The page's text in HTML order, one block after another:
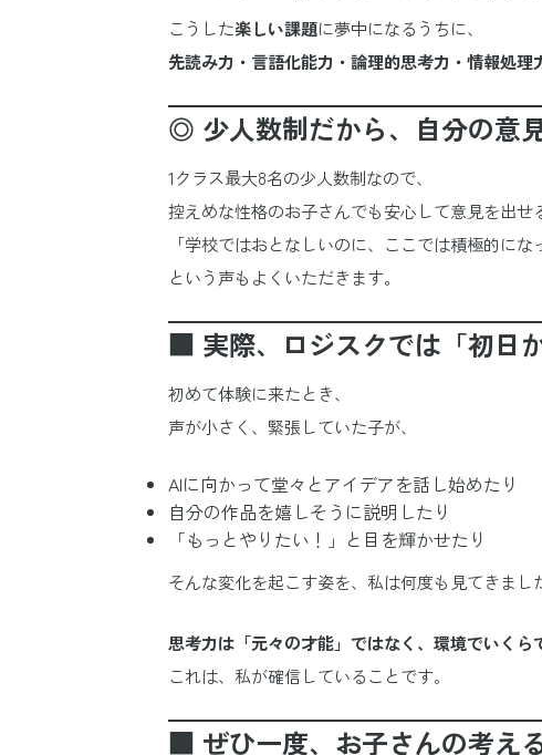
こうした楽しい課題に夢中になるうちに、
先読み力・言語化能力・論理的思考力・情報処理
◎ 少人数制だから、自分の意
1クラス最大8名の少人数制なので、
控えめな性格のお子さんでも安心して意見を出せ
「学校ではおとなしいのに、ここでは積極的にな
という声もよくいただきます。
■ 実際、ロジスクでは「初日
初めて体験に来たとき、
声が小さく、緊張していた子が、
AIに向かって堂々とアイデアを話し始めたり
自分の作品を嬉しそうに説明したり
「もっとやりたい！」と目を輝かせたり
そんな変化を起こす姿を、私は何度も見てきまし
思考力は「元々の才能」ではなく、環境でいくら
これは、私が確信していることです。
■ ぜひ一度、お子さんの考え